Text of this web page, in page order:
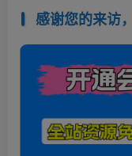
感谢您的来访